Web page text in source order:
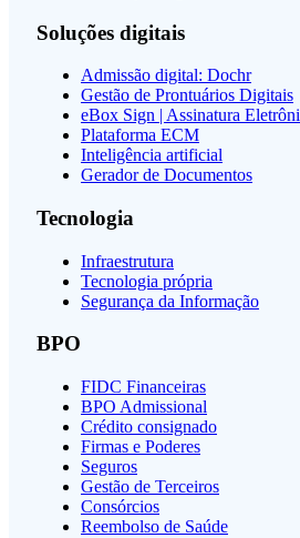
Soluções digitais
Admissão digital: Dochr
Gestão de Prontuários Digitais
eBox Sign | Assinatura
Plataforma ECM
Inteligência artificial
Gerador de Documentos
Tecnologia
Infraestrutura
Tecnologia própria
Segurança da Informação
BPO
FIDC Financeiras
BPO Admissional
Crédito consignado
Firmas e Poderes
Seguros
Gestão de Terceiros
Consórcios
Reembolso de Saúde